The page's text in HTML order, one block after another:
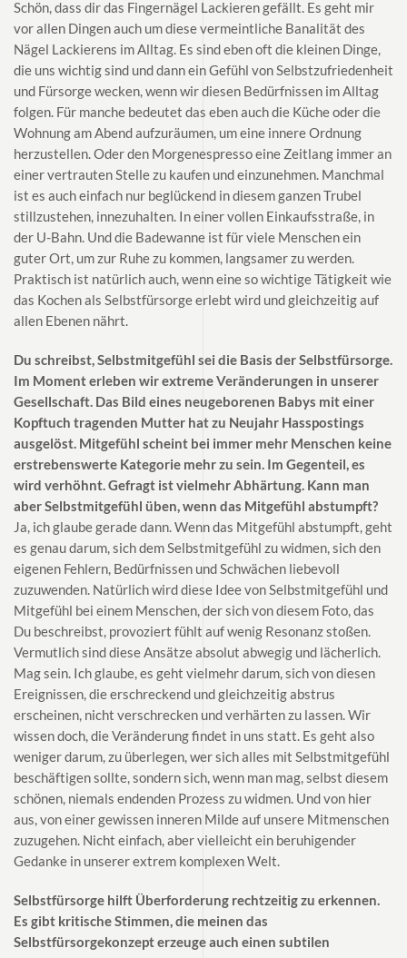
Schön, dass dir das Fingernägel Lackieren gefällt. Es geht mir
vor allen Dingen auch um diese vermeintliche Banalität des
Nägel Lackierens im Alltag. Es sind eben oft die kleinen Dinge,
die uns wichtig sind und dann ein Gefühl von Selbstzufriedenheit
und Fürsorge wecken, wenn wir diesen Bedürfnissen im Alltag
folgen. Für manche bedeutet das eben auch die Küche oder die
Wohnung am Abend aufzuräumen, um eine innere Ordnung
herzustellen. Oder den Morgenespresso eine Zeitlang immer an
einer vertrauten Stelle zu kaufen und einzunehmen. Manchmal
ist es auch einfach nur beglückend in diesem ganzen Trubel
stillzustehen, innezuhalten. In einer vollen Einkaufsstraße, in
der U-Bahn. Und die Badewanne ist für viele Menschen ein
guter Ort, um zur Ruhe zu kommen, langsamer zu werden.
Praktisch ist natürlich auch, wenn eine so wichtige Tätigkeit wie
das Kochen als Selbstfürsorge erlebt wird und gleichzeitig auf
allen Ebenen nährt.
Du schreibst, Selbstmitgefühl sei die Basis der Selbstfürsorge.
Im Moment erleben wir extreme Veränderungen in unserer
Gesellschaft. Das Bild eines neugeborenen Babys mit einer
Kopftuch tragenden Mutter hat zu Neujahr Hasspostings
ausgelöst. Mitgefühl scheint bei immer mehr Menschen keine
erstrebenswerte Kategorie mehr zu sein. Im Gegenteil, es
wird verhöhnt. Gefragt ist vielmehr Abhärtung. Kann man
aber Selbstmitgefühl üben, wenn das Mitgefühl abstumpft?
Ja, ich glaube gerade dann. Wenn das Mitgefühl abstumpft, geht
es genau darum, sich dem Selbstmitgefühl zu widmen, sich den
eigenen Fehlern, Bedürfnissen und Schwächen liebevoll
zuzuwenden. Natürlich wird diese Idee von Selbstmitgefühl und
Mitgefühl bei einem Menschen, der sich von diesem Foto, das
Du beschreibst, provoziert fühlt auf wenig Resonanz stoßen.
Vermutlich sind diese Ansätze absolut abwegig und lächerlich.
Mag sein. Ich glaube, es geht vielmehr darum, sich von diesen
Ereignissen, die erschreckend und gleichzeitig abstrus
erscheinen, nicht verschrecken und verhärten zu lassen. Wir
wissen doch, die Veränderung findet in uns statt. Es geht also
weniger darum, zu überlegen, wer sich alles mit Selbstmitgefühl
beschäftigen sollte, sondern sich, wenn man mag, selbst diesem
schönen, niemals endenden Prozess zu widmen. Und von hier
aus, von einer gewissen inneren Milde auf unsere Mitmenschen
zuzugehen. Nicht einfach, aber vielleicht ein beruhigender
Gedanke in unserer extrem komplexen Welt.
Selbstfürsorge hilft Überforderung rechtzeitig zu erkennen.
Es gibt kritische Stimmen, die meinen das
Selbstfürsorgekonzept erzeuge auch einen subtilen